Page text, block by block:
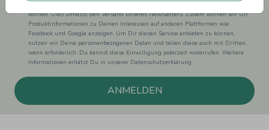
können. Dies umfasst den Versand unseres Newsletters. Zudem können wir Dir
Produktinformationen zu Deinen Interessen auf anderen Plattformen wie
Facebook und Google anzeigen. Um Dir diesen Service anbieten zu können,
nutzen wir Deine personenbezogenen Daten und teilen diese auch mit Dritten,
wenn erforderlich. Du kannst diese Einwilligung jederzeit widerrufen. Weitere
Informationen erhätst Du in unserer Datenschutzerklärung.
ANMELDEN